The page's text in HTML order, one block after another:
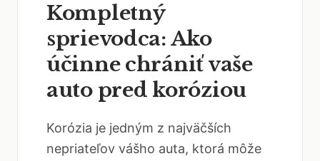
Kompletný
sprievodca: Ako
účinne chrániť vaše
auto pred koróziou
Korózia je jedným z najväčších
nepriateľov vášho auta, ktorá môže